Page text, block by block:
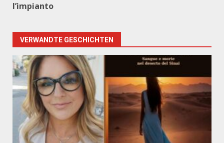
l’impianto
VERWANDTE GESCHICHTEN